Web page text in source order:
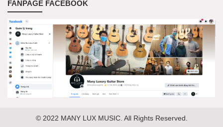
FANPAGE FACEBOOK
© 2022 MANY LUX MUSIC. All Rights Reserved.